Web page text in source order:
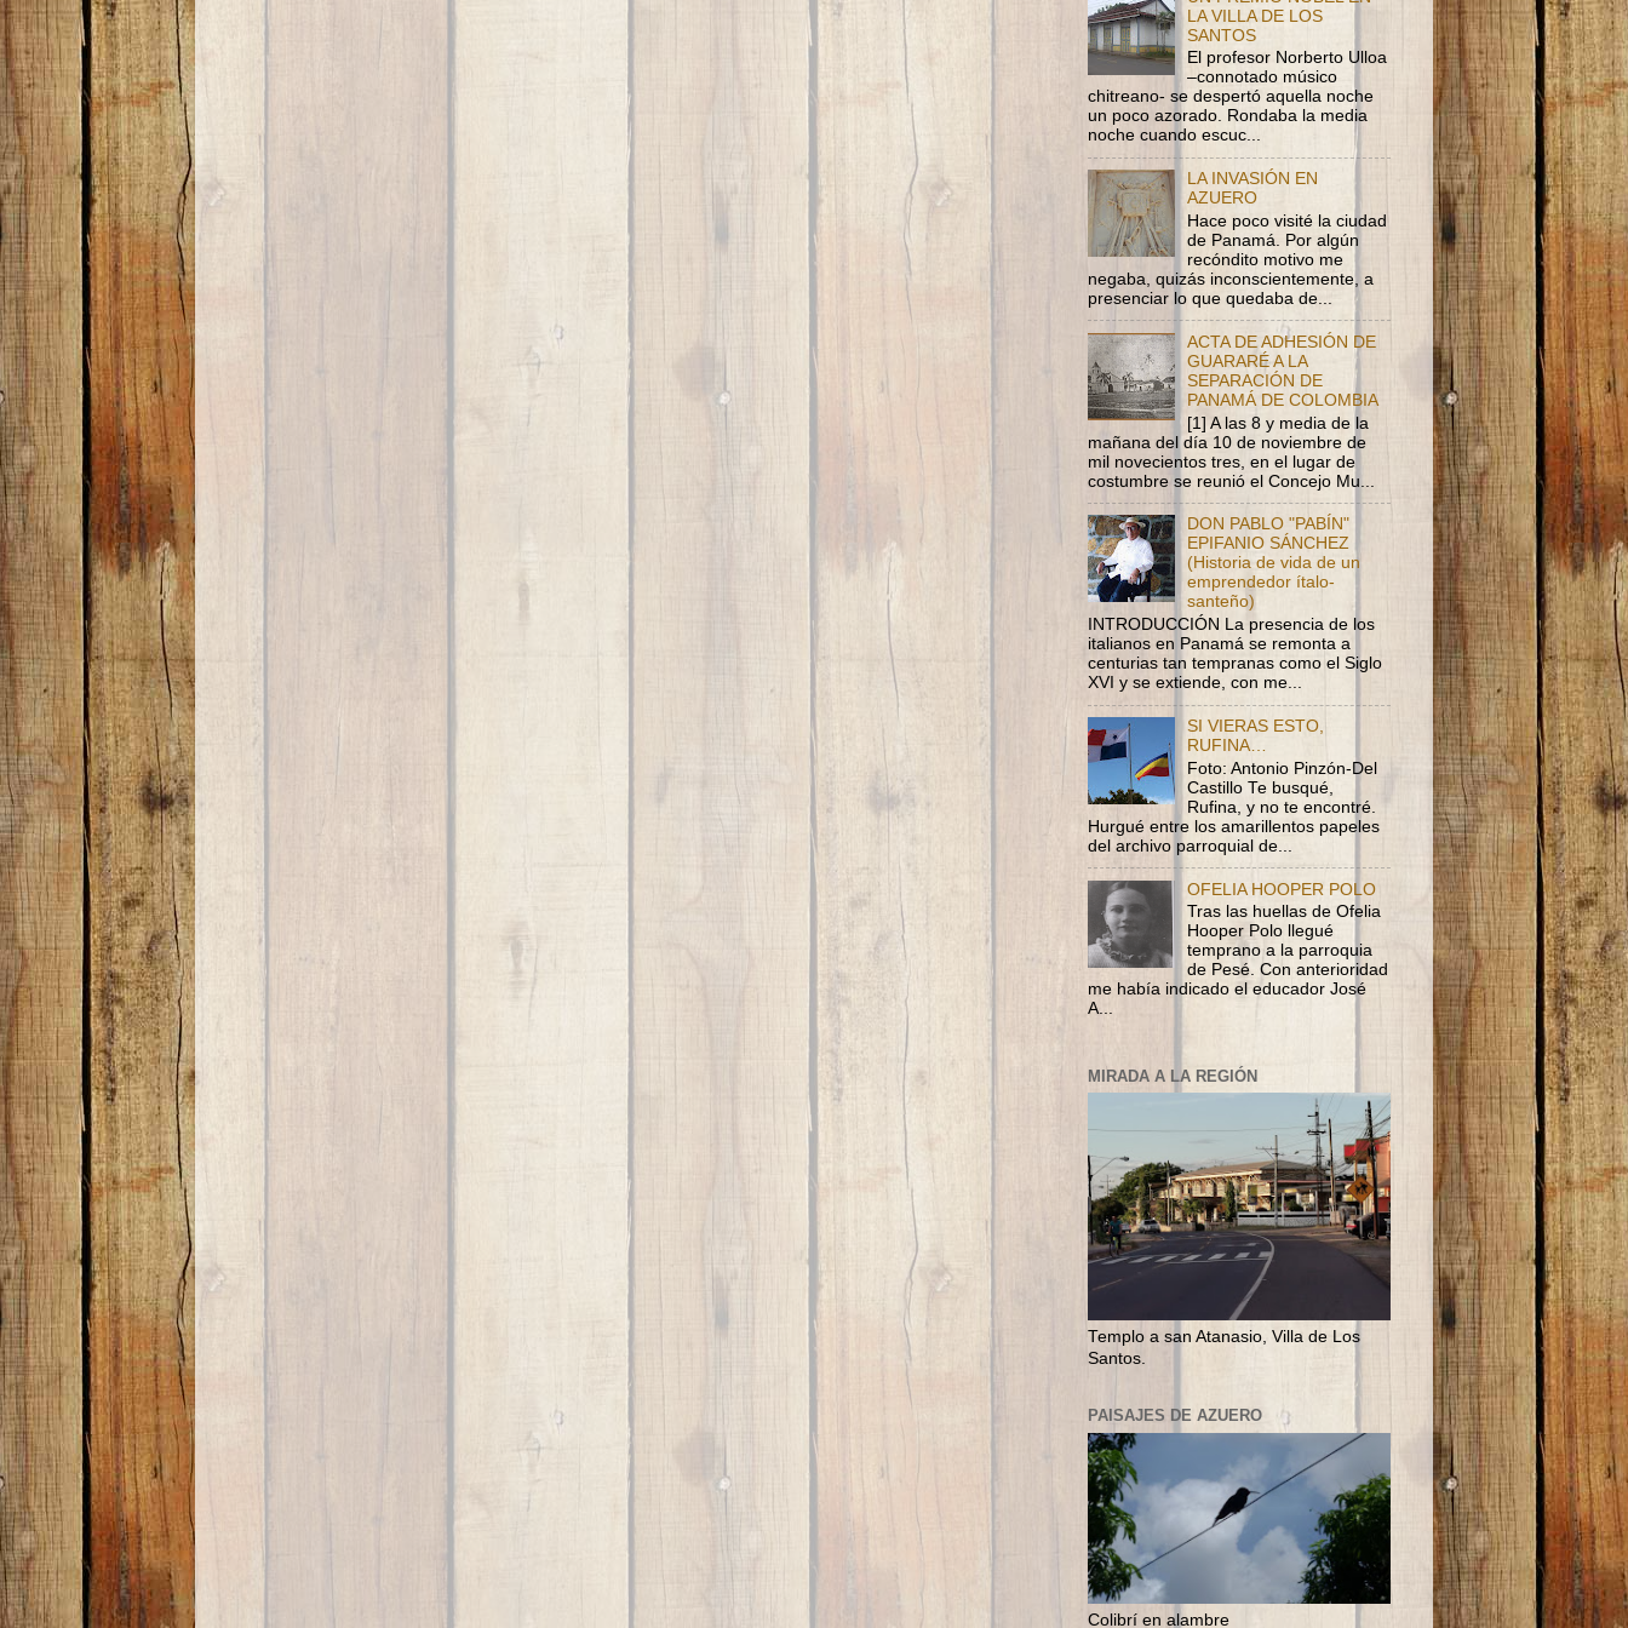
LA VILLA DE LOS
SANTOS
El profesor Norberto Ulloa
–connotado músico
chitreano- se despertó aquella noche
un poco azorado. Rondaba la media
noche cuando escuc...
LA INVASIÓN EN
AZUERO
Hace poco visité la ciudad
de Panamá. Por algún
recóndito motivo me
negaba, quizás inconscientemente, a
presenciar lo que quedaba de...
ACTA DE ADHESIÓN DE
GUARARÉ A LA
SEPARACIÓN DE
PANAMÁ DE COLOMBIA
[1] A las 8 y media de la
mañana del día 10 de noviembre de
mil novecientos tres, en el lugar de
costumbre se reunió el Concejo Mu...
DON PABLO "PABÍN"
EPIFANIO SÁNCHEZ
(Historia de vida de un
emprendedor ítalo-
santeño)
INTRODUCCIÓN La presencia de los
italianos en Panamá se remonta a
centurias tan tempranas como el Siglo
XVI y se extiende, con me...
SI VIERAS ESTO,
RUFINA…
Foto: Antonio Pinzón-Del
Castillo Te busqué,
Rufina, y no te encontré.
Hurgué entre los amarillentos papeles
del archivo parroquial de...
OFELIA HOOPER POLO
Tras las huellas de Ofelia
Hooper Polo llegué
temprano a la parroquia
de Pesé. Con anterioridad
me había indicado el educador José
A...
MIRADA A LA REGIÓN
Templo a san Atanasio, Villa de Los
Santos.
PAISAJES DE AZUERO
Colibrí en alambre